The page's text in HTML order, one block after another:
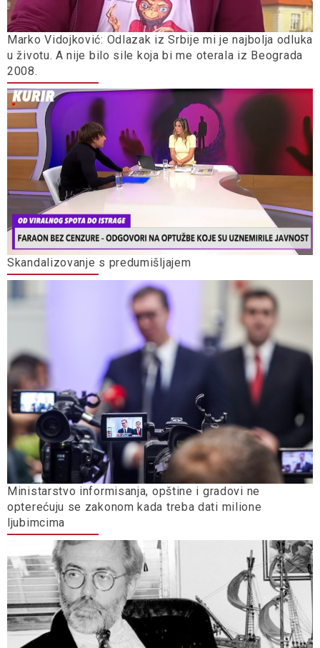
Marko Vidojković: Odlazak iz Srbije mi je najbolja odluka
u životu. A nije bilo sile koja bi me oterala iz Beograda
2008.
Skandalizovanje s predumišljajem
Ministarstvo informisanja, opštine i gradovi ne
opterećuju se zakonom kada treba dati milione
ljubimcima